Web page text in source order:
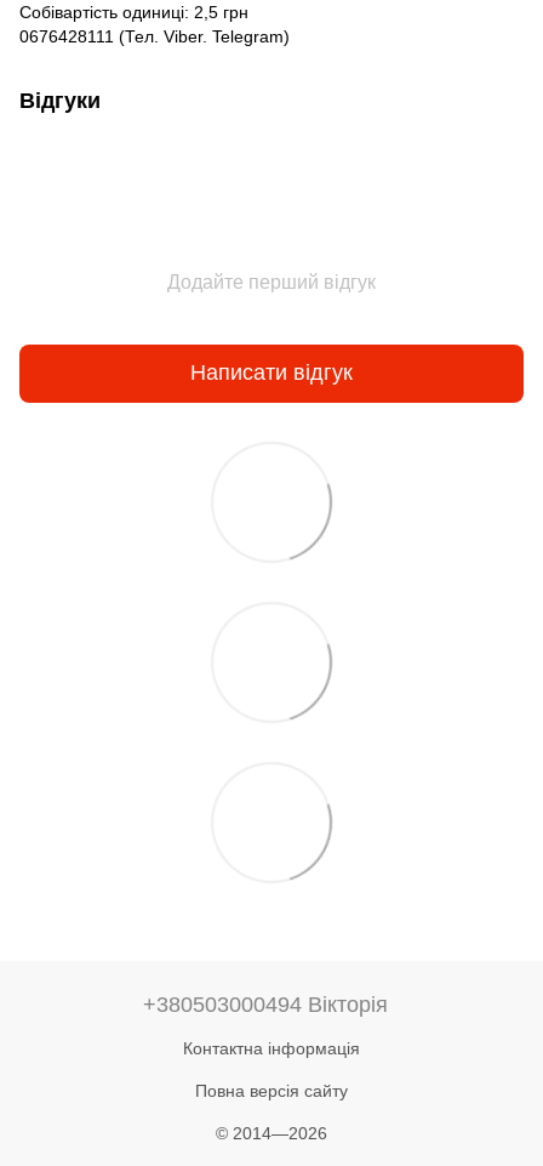
Собівартість одиниці: 2,5 грн
0676428111 (Тел. Viber. Telegram)
Відгуки
Додайте перший відгук
Написати відгук
+380503000494 Вікторія
Контактна інформація
Повна версія сайту
© 2014—2026